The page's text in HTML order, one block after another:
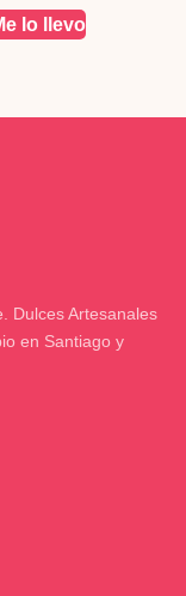
lo llevo
Dulces Artesanales
en Santiago y